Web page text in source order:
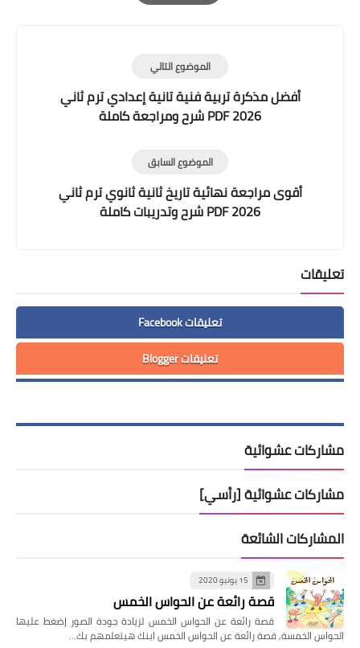
Print
الموضوع التالي
أفضل مذكرة تربية فنية تانية إعدادي ترم ثاني
2026 PDF شرح ومراجعة كاملة
الموضوع السابق
أقوى مراجعة نهائية تاريخ ثانية ثانوي ترم ثاني
2026 PDF شرح وتدريبات كاملة
تعليقات
تعليقات Facebook
تعليقات Blogger
مشاركات عشوائية
مشاركات عشوائية [رأسي]
المشاركات الشائعة
15 يونيو 2020
قصة رائعة عن الحواس الخمس
قصة رائعة عن الحواس الخمس لزيادة جودة الصور إضغط عليها
الحواس الخمسة, قصة رائعة عن الحواس الخمس ابنك هيتعلمهم بك…